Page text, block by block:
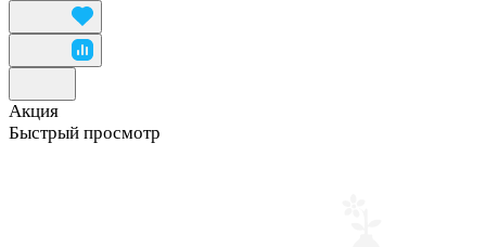
Акция
Быстрый просмотр